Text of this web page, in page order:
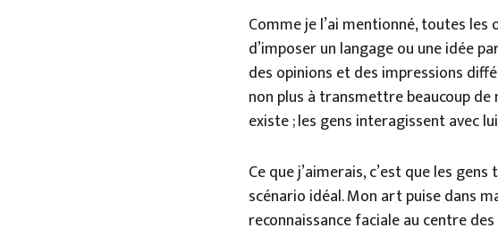
Comme je l’ai mentionné, toutes les
d’imposer un langage ou une idée
des opinions et des impressions
non plus à transmettre beaucoup
existe ; les gens interagissent avec
Ce que j’aimerais, c’est que les
scénario idéal. Mon art puise dans
reconnaissance faciale au centre